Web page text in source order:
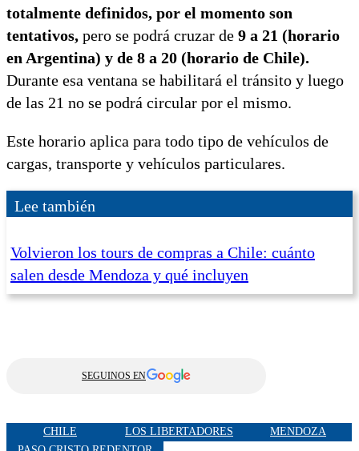
totalmente definidos, por el momento son
tentativos, pero se podrá cruzar de 9 a 21 (horario
en Argentina) y de 8 a 20 (horario de Chile).
Durante esa ventana se habilitará el tránsito y luego
de las 21 no se podrá circular por el mismo.
Este horario aplica para todo tipo de vehículos de
cargas, transporte y vehículos particulares.
Lee también
Volvieron los tours de compras a Chile: cuánto
salen desde Mendoza y qué incluyen
SEGUINOS EN
CHILE LOS LIBERTADORES
MENDOZA